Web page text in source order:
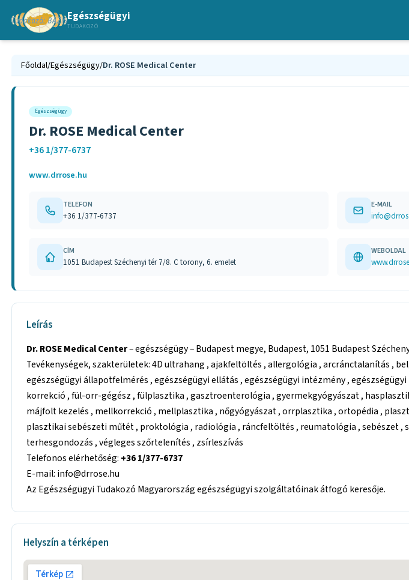
Egészségügyi
TUDAKOZÓ
Főoldal/Egészségügy/Dr. ROSE Medical Center
Egészségügy
Dr. ROSE Medical Center
+36 1/377-6737
www.drrose.hu
TELEFON
+36 1/377-6737
E-MAIL
CÍM
1051 Budapest Széchenyi tér 7/8. C torony, 6. emelet
WEBOLDAL
Leírás
Dr. ROSE Medical Center– egészségügy – Budapest megye, Budapest, 1051 Budapest
Tevékenységek, szakterületek: 4D ultrahang , ajakfeltöltés , allergológia , arcránctalanítás ,
egészségügyi állapotfelmérés , egészségügyi ellátás , egészségügyi intézmény ,
korrekció , fül-orr-gégész , fülplasztika , gasztroenterológia , gyermekgyógyászat ,
májfolt kezelés , mellkorrekció , mellplasztika , nőgyógyászat , orrplasztika , ortopédia ,
plasztikai sebészeti műtét , proktológia , radiológia , ráncfeltöltés , reumatológia , sebészet
terhesgondozás , végleges szőrtelenítés , zsírleszívás
Telefonos elérhetőség: +36 1/377-6737
E-mail: info@drrose.hu
Az Egészségügyi Tudakozó Magyarország egészségügyi szolgáltatóinak átfogó keresője.
Helyszín a térképen